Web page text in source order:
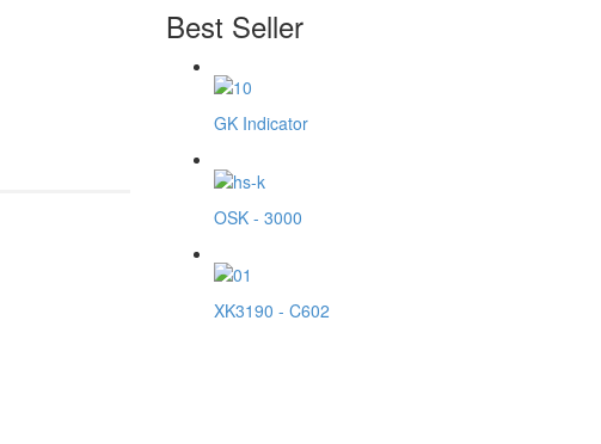
Best Seller
GK Indicator
OSK - 3000
XK3190 - C602